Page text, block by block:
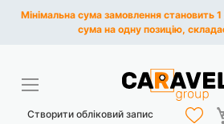
Мінімальна сума замовлення становить
сума на одну позицію,
Створити обліковий запис